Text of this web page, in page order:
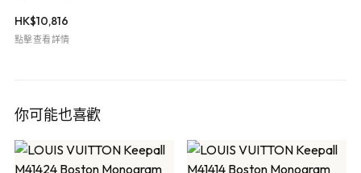
HK$10,816
點擊查看詳情
你可能也喜歡